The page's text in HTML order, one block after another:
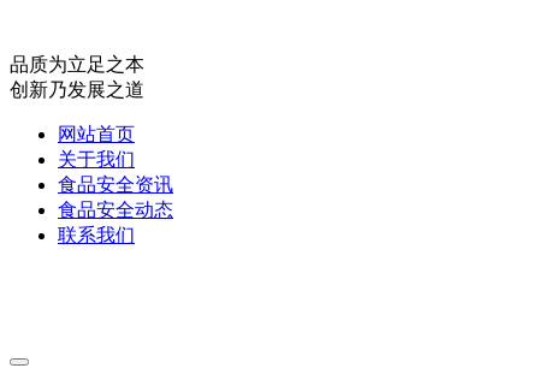
品质为立足之本
创新乃发展之道
网站首页
关于我们
食品安全资讯
食品安全动态
联系我们